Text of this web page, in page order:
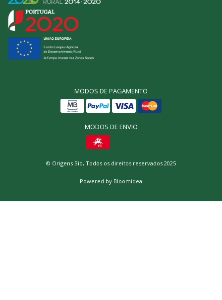
MODOS DE PAGAMENTO
MODOS DE ENVIO
© Origens Bio, Todos os direitos reservados 2025
Powered by Bloomidea